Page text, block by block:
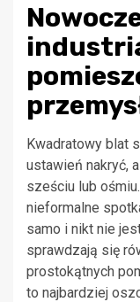
Kwadratowy blat
ustawień nakryć,
sześciu lub
nieformalne
samo i nikt nie
sprawdzają się
prostokątnych
to najbardziej